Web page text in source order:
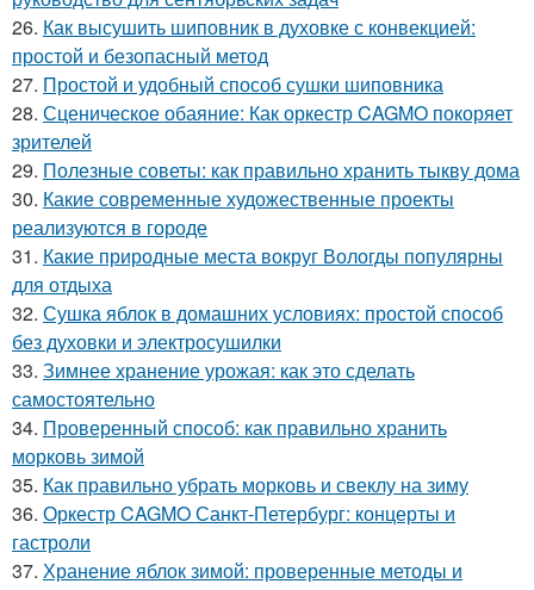
26. Как высушить шиповник в духовке с конвекцией:
простой и безопасный метод
27. Простой и удобный способ сушки шиповника
28. Сценическое обаяние: Как оркестр CAGMO покоряет
зрителей
29. Полезные советы: как правильно хранить тыкву дома
30. Какие современные художественные проекты
реализуются в городе
31. Какие природные места вокруг Вологды популярны
для отдыха
32. Сушка яблок в домашних условиях: простой способ
без духовки и электросушилки
33. Зимнее хранение урожая: как это сделать
самостоятельно
34. Проверенный способ: как правильно хранить
морковь зимой
35. Как правильно убрать морковь и свеклу на зиму
36. Оркестр CAGMO Санкт-Петербург: концерты и
гастроли
37. Хранение яблок зимой: проверенные методы и